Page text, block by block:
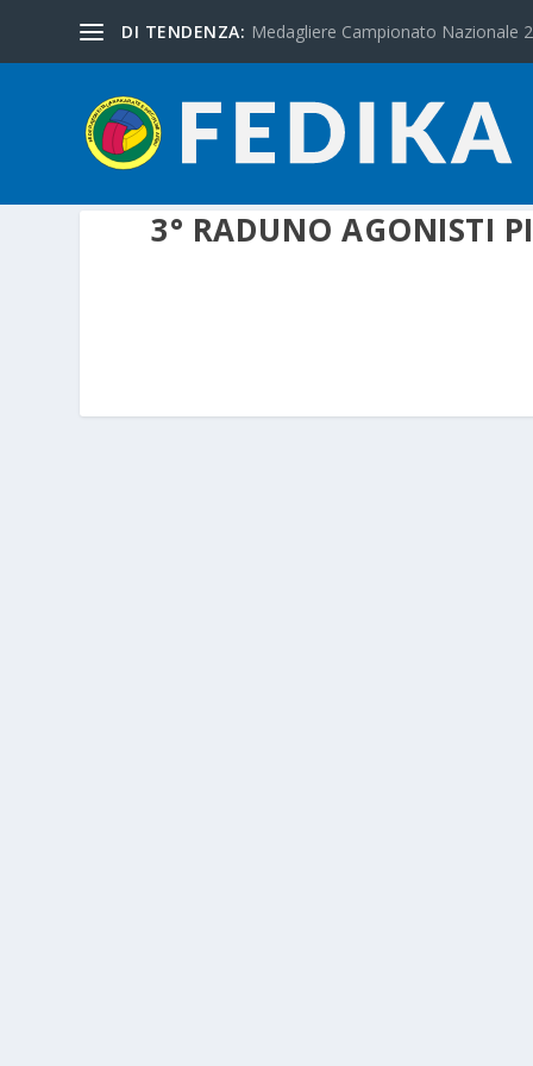
DI TENDENZA: Medagliere Campionato Nazionale
3° RADUNO AGONISTI